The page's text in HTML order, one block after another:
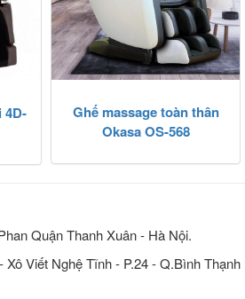
4D-
Ghế massage toàn thân
Okasa OS-568
Quận Thanh Xuân - Hà Nội.
Xô Viết Nghệ Tĩnh - P.24 - Q.Bình Thạnh